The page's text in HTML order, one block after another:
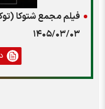
فیلم مجمع شتوکا
۱۴۰۵/۰۳/۰۳